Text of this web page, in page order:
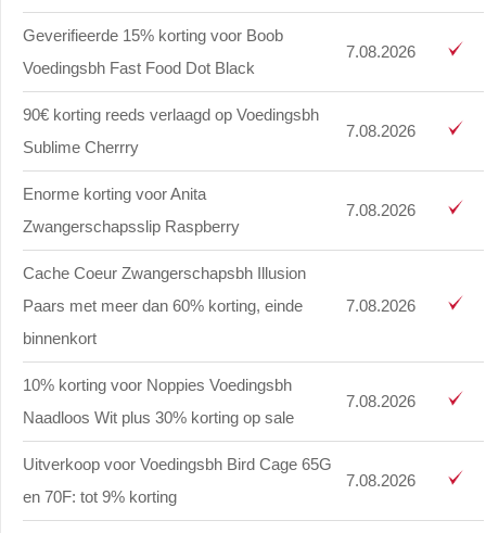
Geverifieerde 15% korting voor Boob
Voedingsbh Fast Food Dot Black
7.08.2026
90€ korting reeds verlaagd op Voedingsbh
Sublime Cherrry
7.08.2026
Enorme korting voor Anita
Zwangerschapsslip Raspberry
7.08.2026
Cache Coeur Zwangerschapsbh Illusion
Paars met meer dan 60% korting, einde
binnenkort
7.08.2026
10% korting voor Noppies Voedingsbh
Naadloos Wit plus 30% korting op sale
7.08.2026
Uitverkoop voor Voedingsbh Bird Cage 65G
en 70F: tot 9% korting
7.08.2026